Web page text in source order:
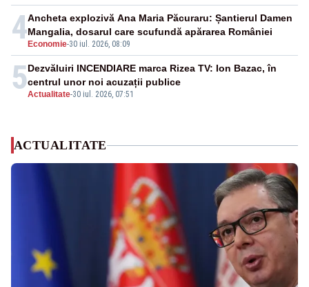
4 Economie-30 iul. 2026, 08:09
Ancheta explozivă Ana Maria Păcuraru: Șantierul Damen
Mangalia, dosarul care scufundă apărarea României
5Actualitate-30 iul. 2026, 07:51
Dezvăluiri INCENDIARE marca Rizea TV: Ion Bazac, în
centrul unor noi acuzații publice
ACTUALITATE